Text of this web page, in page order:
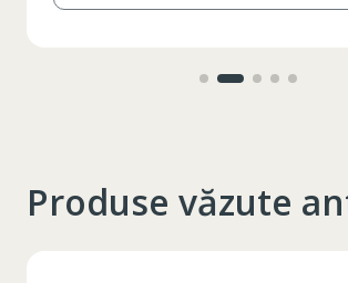
Lungimea piciorului in
Produse văzute